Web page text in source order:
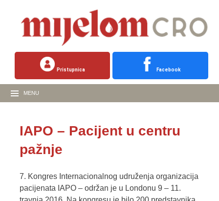
Pristupnica Facebook
MENU
IAPO – Pacijent u centru
pažnje
7. Kongres Internacionalnog udruženja organizacija
pacijenata IAPO – održan je u Londonu 9 – 11.